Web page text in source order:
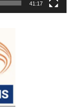
41:17